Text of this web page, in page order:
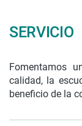
SERVICIO
Fomentamos
calidad, la
beneficio de la